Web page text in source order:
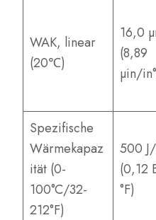
WAK, linear
(20℃)
16,0
(8,89
µin/
Spezifische
Wärmekapaz
ität (0-
100°C/32-
212°F)
500
(0,12
°F)